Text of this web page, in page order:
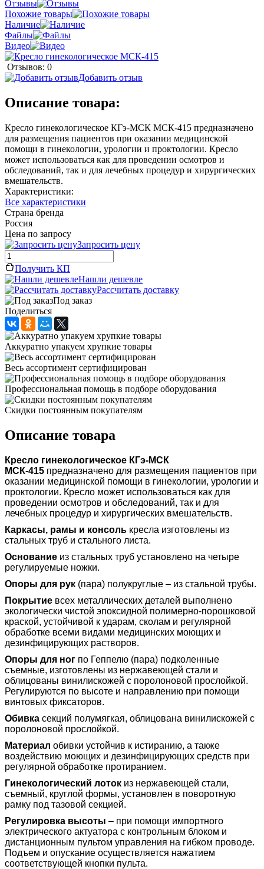
Отзывы
Похожие товары
Наличие
Файлы
Видео
Отзывов: 0
Добавить отзыв
Описание товара:
Кресло гинекологическое КГэ-МСК МСК-415 предназначено
для размещения пациентов при оказании медицинской
помощи в гинекологии, урологии и проктологии. Кресло
может использоваться как для проведении осмотров и
обследований, так и для лечебных процедур и хирургических
вмешательств.
Характеристики:
Все характеристики
Страна бренда
Россия
Цена по запросу
Запросить цену
Получить КП
Нашли дешевле
Рассчитать доставку
Под заказ
Поделиться
Аккуратно упакуем хрупкие товары
Весь ассортимент сертифицирован
Профессиональная помощь в подборе оборудования
Скидки постоянным покупателям
Описание товара
Кресло гинекологическое КГэ-МСК
МСК-415 предназначено для размещения пациентов при
оказании медицинской помощи в гинекологии, урологии и
проктологии. Кресло может использоваться как для
проведении осмотров и обследований, так и для
лечебных процедур и хирургических вмешательств.
Каркасы, рамы и консоль кресла изготовлены из
стальных труб и стального листа.
Основание из стальных труб установлено на четыре
регулируемые ножки.
Опоры для рук (пара) полукруглые – из стальной трубы.
Покрытие всех металлических деталей выполнено
экологически чистой эпоксидной полимерно-порошковой
краской, устойчивой к ударам, сколам и регулярной
обработке всеми видами медицинских моющих и
дезинфицирующих растворов.
Опоры для ног по Геппелю (пара) подколенные
съемные, изготовлены из нержавеющей стали и
облицованы винилискожей с поролоновой прослойкой.
Регулируются по высоте и направлению при помощи
винтовых фиксаторов.
Обивка секций полумягкая, облицована винилискожей с
поролоновой прослойкой.
Материал обивки устойчив к истиранию, а также
воздействию моющих и дезинфицирующих средств при
регулярной обработке протиранием.
Гинекологический лоток из нержавеющей стали,
съемный, круглой формы, установлен в поворотную
рамку под тазовой секцией.
Регулировка высоты – при помощи импортного
электрического актуатора с контрольным блоком и
дистанционным пультом управления на гибком проводе.
Подъем и опускание осуществляется нажатием
соответствующей кнопки пульта.